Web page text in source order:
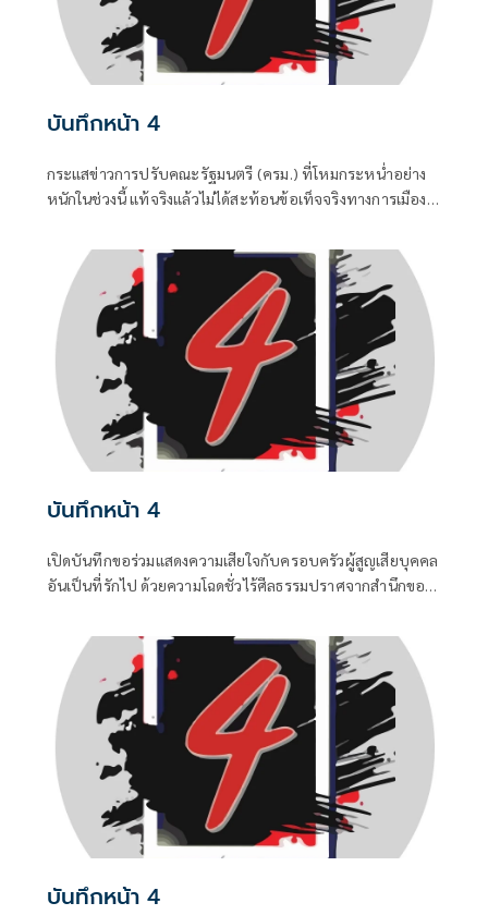
บันทึกหน้า 4
กระแสข่าวการปรับคณะรัฐมนตรี (ครม.) ที่โหมกระหน่ำอย่าง
หนักในช่วงนี้ แท้จริงแล้วไม่ได้สะท้อนข้อเท็จจริงทางการเมือง
จากสองทางหลัก คือกลุ่มคนนอกที่ไม่ชอบรัฐบาล พยายามดิส
เครดิตเพื่อสร้างความสั่นคลอน และ สส.บางกลุ่มในพรรค
สีน้ำเงินที่กระหายเก้าอี้กระทรวง
บันทึกหน้า 4
เปิดบันทึกขอร่วมแสดงความเสียใจกับครอบครัวผู้สูญเสียบุคคล
อันเป็นที่รักไป ด้วยความโฉดชั่วไร้ศีลธรรมปราศจากสำนึกของ
บันทึกหน้า 4